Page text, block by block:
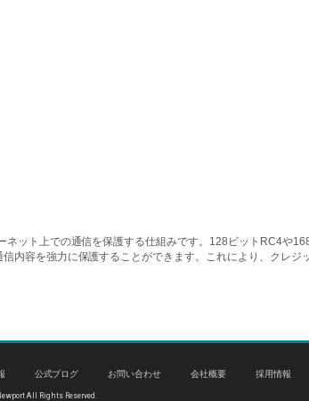
ット上での通信を保護する仕組みです。128ビットRC4や
容を強力に保護することができます。これにより、クレ
公式ブログ お問い合わせ 会社概要 採用情報
All Rights Reserved.